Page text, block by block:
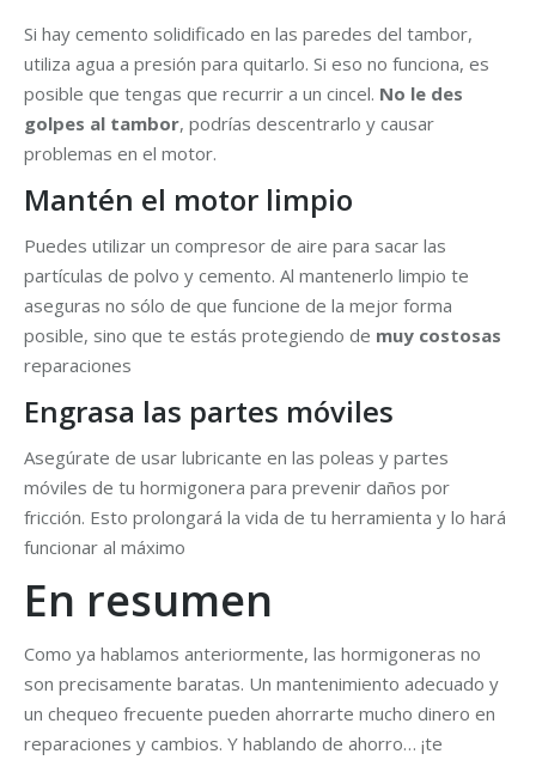
Si hay cemento solidificado en las paredes del tambor,
utiliza agua a presión para quitarlo. Si eso no funciona, es
posible que tengas que recurrir a un cincel. No le des
golpes al tambor, podrías descentrarlo y causar
problemas en el motor.
Mantén el motor limpio
Puedes utilizar un compresor de aire para sacar las
partículas de polvo y cemento. Al mantenerlo limpio te
aseguras no sólo de que funcione de la mejor forma
posible, sino que te estás protegiendo de muy costosas
reparaciones
Engrasa las partes móviles
Asegúrate de usar lubricante en las poleas y partes
móviles de tu hormigonera para prevenir daños por
fricción. Esto prolongará la vida de tu herramienta y lo hará
funcionar al máximo
En resumen
Como ya hablamos anteriormente, las hormigoneras no
son precisamente baratas. Un mantenimiento adecuado y
un chequeo frecuente pueden ahorrarte mucho dinero en
reparaciones y cambios. Y hablando de ahorro… ¡te